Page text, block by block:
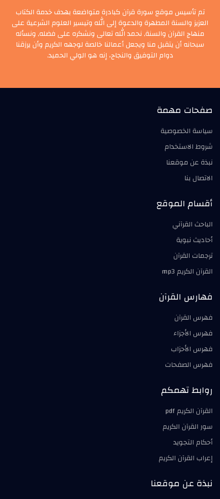
تم تأسيس موقع سورة قرآن كبادرة متواضعة بهدف خدمة الكتاب
العزيز والسنة المطهرة والدعوة إلى الله وتيسير العلوم الشرعية على
منهاج القرآن والسنة, نحمد الله تعالى ونشكره على فضله, ونسأله
سبحانه أن يتقبل منا ويجعل أعمالنا خالصة لوجهه الكريم وأن يرزقنا
دوام التوفيق والنجاح، إنه هو الولي الحميد.
صفحات مهمة
سياسة الخصوصية
شروط الاستخدام
نبذة عن موقعنا
الاتصال بنا
أقسام الموقع
الباحث القرآني
أحاديث نبوية
ترجمات القرآن
القرآن الكريم mp3
فهارس القرآن
فهرس القرآن
فهرس الأجزاء
فهرس الأحزاب
فهرس الصفحات
روابط تهمكم
القرآن الكريم pdf
سور القرآن الكريم
أحكام التجويد
إعراب القرآن الكريم
نبذة عن موقعنا